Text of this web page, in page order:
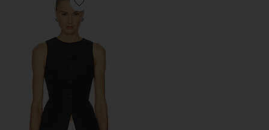
Favorite LEO タンクトップ